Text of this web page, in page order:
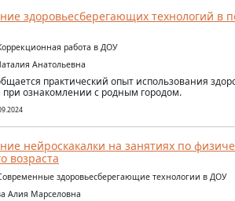
здоровьесберегающих технологий в
работа в ДОУ
Анатольевна
практический опыт использования
при ознакомлении с родным городом.
нейроскакалки на занятиях по
возраста
здоровьесберегающие технологии в ДОУ
Алия Марселовна